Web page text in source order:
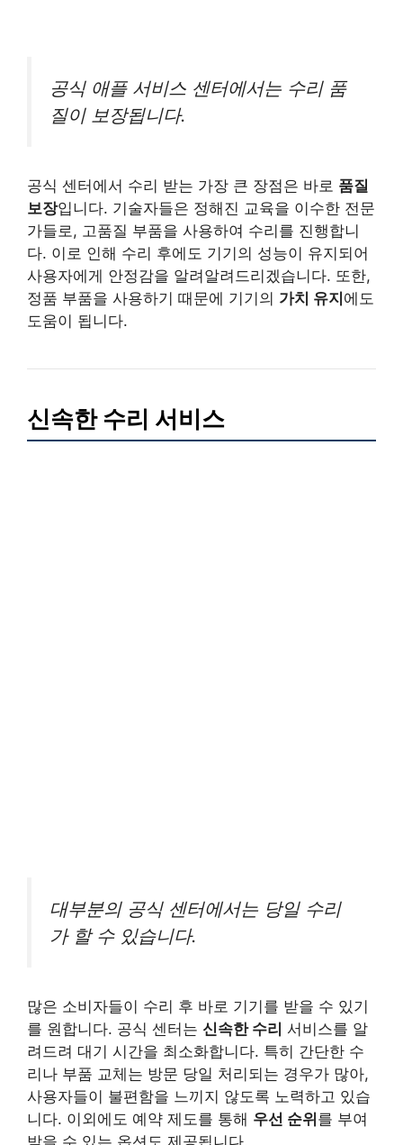
공식 애플 서비스 센터에서는 수리 품
질이 보장됩니다.
공식 센터에서 수리 받는 가장 큰 장점은 바로 품질
보장입니다. 기술자들은 정해진 교육을 이수한 전문
가들로, 고품질 부품을 사용하여 수리를 진행합니
다. 이로 인해 수리 후에도 기기의 성능이 유지되어
사용자에게 안정감을 알려알려드리겠습니다. 또한,
정품 부품을 사용하기 때문에 기기의 가치 유지에도
도움이 됩니다.
신속한 수리 서비스
대부분의 공식 센터에서는 당일 수리
가 할 수 있습니다.
많은 소비자들이 수리 후 바로 기기를 받을 수 있기
를 원합니다. 공식 센터는 신속한 수리 서비스를 알
려드려 대기 시간을 최소화합니다. 특히 간단한 수
리나 부품 교체는 방문 당일 처리되는 경우가 많아,
사용자들이 불편함을 느끼지 않도록 노력하고 있습
니다. 이외에도 예약 제도를 통해 우선 순위를 부여
받을 수 있는 옵션도 제공됩니다.